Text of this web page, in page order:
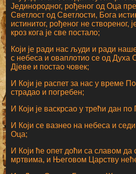
Јединородног, рођеног од Оца
Светлост од Светлости, Бога
истинитог, рођеног не створеног,
кроз кога је све постало;
Који је ради нас људи и ради
с небеса и оваплотио се од Духа
Дјеве и постао човек;
И Који је распет за нас у време
страдао и погребен;
И Који је васкрсао у трећи дан по
И Који се вазнео на небеса и
Оца;
И Који ће опет доћи са славом да
мртвима, и Његовом Царству